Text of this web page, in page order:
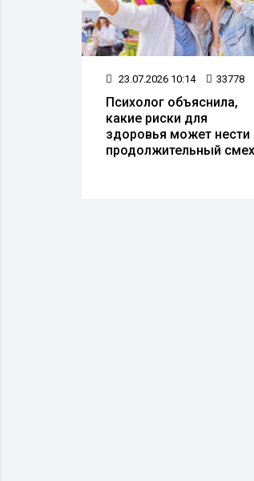
23.07.2026 10:14 33778
Психолог объяснила,
какие риски для
здоровья может нести
продолжительный смех